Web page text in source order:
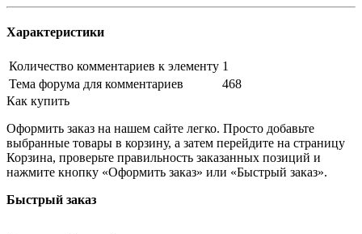
Характеристики
Количество комментариев к элементу 1
Тема форума для комментариев
468
Как купить
Оформить заказ на нашем сайте легко. Просто добавьте
выбранные товары в корзину, а затем перейдите на страницу
Корзина, проверьте правильность заказанных позиций и
нажмите кнопку «Оформить заказ» или «Быстрый заказ».
Быстрый заказ